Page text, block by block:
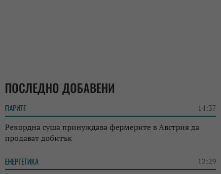
ПОСЛЕДНО ДОБАВЕНИ
ПАРИТЕ 14:37
Рекордна суша принуждава фермерите в Австрия да
продават добитък
ЕНЕРГЕТИКА 12:29